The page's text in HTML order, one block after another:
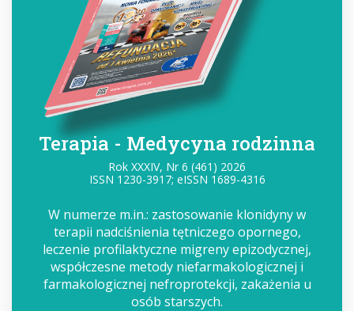
Terapia - Medycyna rodzinna
Rok XXXIV, Nr 6 (461) 2026
ISSN 1230-3917; eISSN 1689-4316
W numerze m.in.: zastosowanie klonidyny w
terapii nadciśnienia tętniczego opornego,
leczenie profilaktyczne migreny epizodycznej,
współczesne metody niefarmakologicznej i
farmakologicznej nefroprotekcji, zakażenia u
osób starszych.